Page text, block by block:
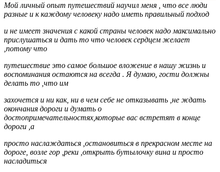
Мой личный опыт путешествий научил меня , что все люди
разные и к каждому человеку надо иметь правильный подход
и не имеет значения с какой страны человек надо максимально
прислушаться и дать то что человек сердцем желает
,потому что
путешествие это самое большое вложение в нашу жизнь и
воспоминания остаются на всегда . Я думаю, гости должны
делать то ,что им
захочется и ни как, ни в чем себе не отказывать ,не ждать
окончания дороги и думать о
достопримечательностях,которые вас встретят в конце
дороги ,а
просто наслаждаться ,остановиться в прекрасном месте на
дороге, возле гор ,реки ,открыть бутылочку вина и просто
насладиться